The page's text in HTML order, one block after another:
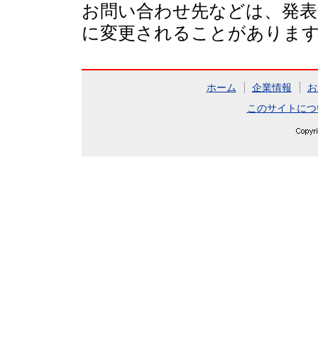
お問い合わせ先などは、発
に変更されることがありま
ホーム 企業情報
このサイトに